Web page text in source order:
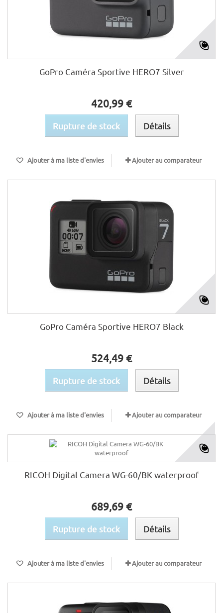
GoPro Caméra Sportive HERO7 Silver
420,99 €
Rupture de stock Détails
Ajouter à ma liste d'envies Ajouter au comparateur
GoPro Caméra Sportive HERO7 Black
524,49 €
Rupture de stock Détails
Ajouter à ma liste d'envies Ajouter au comparateur
RICOH Digital Camera WG-60/BK waterproof
689,69 €
Rupture de stock Détails
Ajouter à ma liste d'envies Ajouter au comparateur